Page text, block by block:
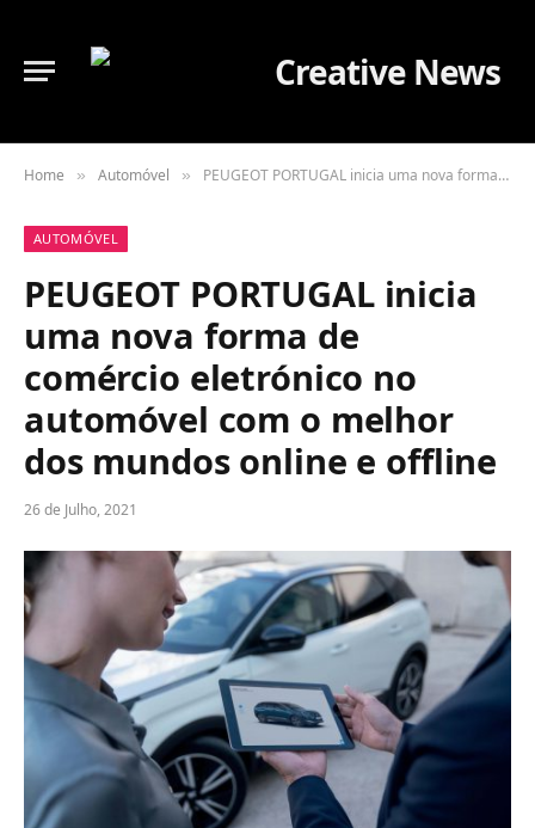
Home » Automóvel » PEUGEOT PORTUGAL inicia uma nova forma de comércio eletrónico no automóvel com o melhor dos mundos online e offline
AUTOMÓVEL
PEUGEOT PORTUGAL inicia
uma nova forma de
comércio eletrónico no
automóvel com o melhor
dos mundos online e offline
26 de Julho, 2021